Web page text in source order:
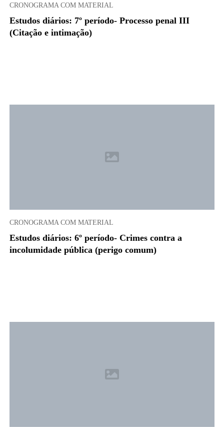
CRONOGRAMA COM MATERIAL
Estudos diários: 7º período- Processo penal III
(Citação e intimação)
CRONOGRAMA COM MATERIAL
Estudos diários: 6º período- Crimes contra a
incolumidade pública (perigo comum)